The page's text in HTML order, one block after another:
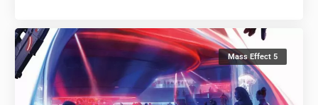
Mass Effect 5